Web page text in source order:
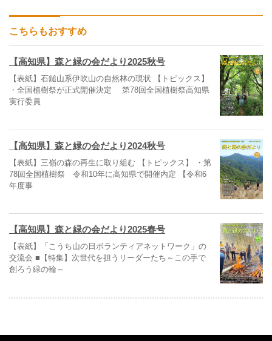
こちらもおすすめ
【高知県】森と緑の会だより2025秋号
【表紙】石鎚山系伊吹山の自然林の現状 【トピックス】
・全国植樹祭が正式開催決定 第78回全国植樹祭高知県
実行委員
【高知県】森と緑の会だより2024秋号
【表紙】三嶺の森の再生に取り組む 【トピックス】 ・第
78回全国植樹祭 令和10年に高知県で開催内定 【令和6
年度事
【高知県】森と緑の会だより2025春号
【表紙】「こうち山の日ボランティアネットワーク」の
交流会 ■【特集】次世代を担うリーダーたち～この手で
創ろう緑の輪～